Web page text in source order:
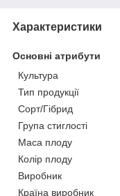
Характеристики
Основні атрибути
Культура
Тип продукції
Сорт/Гібрид
Група стиглості
Маса плоду
Колір плоду
Виробник
Країна виробник